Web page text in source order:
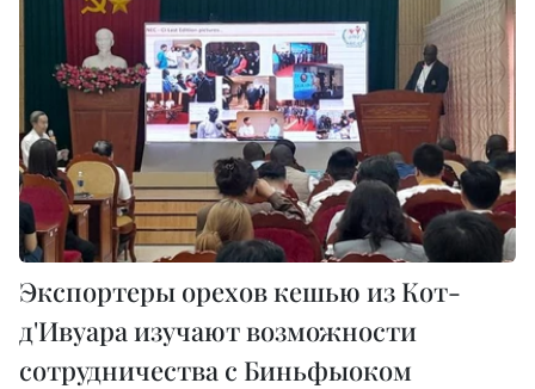
Экспортеры орехов кешью из Кот-
д'Ивуара изучают возможности
сотрудничества с Биньфыоком